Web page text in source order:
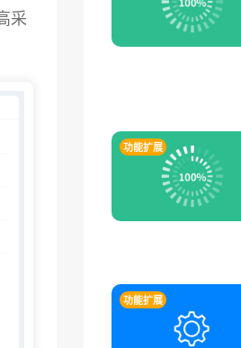
采
功能扩展
功能扩展